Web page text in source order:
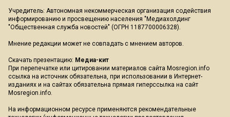
Учредитель: Автономная некоммерческая организация содействия
информированию и просвещению населения "Медиахолдинг
"Общественная служба новостей" (ОГРН 1187700006328).
Мнение редакции может не совпадать с мнением авторов.
Скачать презентацию: Медиа-кит
При перепечатке или цитировании материалов сайта Mosregion.info
ссылка на источник обязательна, при использовании в Интернет-
изданиях и на сайтах обязательна прямая гиперссылка на сайт
Mosregion.info.
На информационном ресурсе применяются рекомендательные